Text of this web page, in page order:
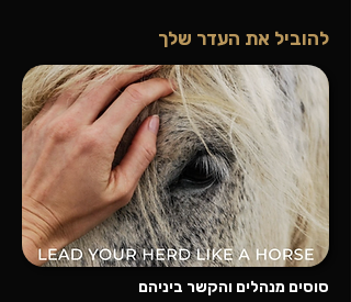
להוביל את העדר שלך
סוסים מנהלים והקשר ביניהם